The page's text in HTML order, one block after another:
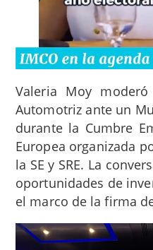
Valeria Moy
Automotriz ante un
durante la Cumbre
Europea organizada
la SE y SRE. La
oportunidades de
el marco de la firma